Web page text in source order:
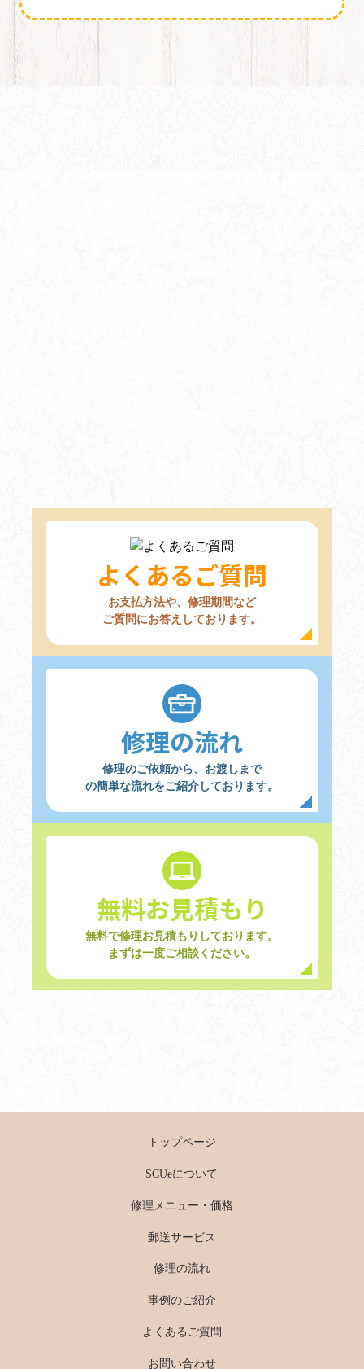
よくあるご質問
お支払方法や、修理期間など
ご質問にお答えしております。
修理の流れ
修理のご依頼から、お渡しまで
の簡単な流れをご紹介しております。
無料お見積もり
無料で修理お見積もりしております。
まずは一度ご相談ください。
トップページ
SCUeについて
修理メニュー・価格
郵送サービス
修理の流れ
事例のご紹介
よくあるご質問
お問い合わせ